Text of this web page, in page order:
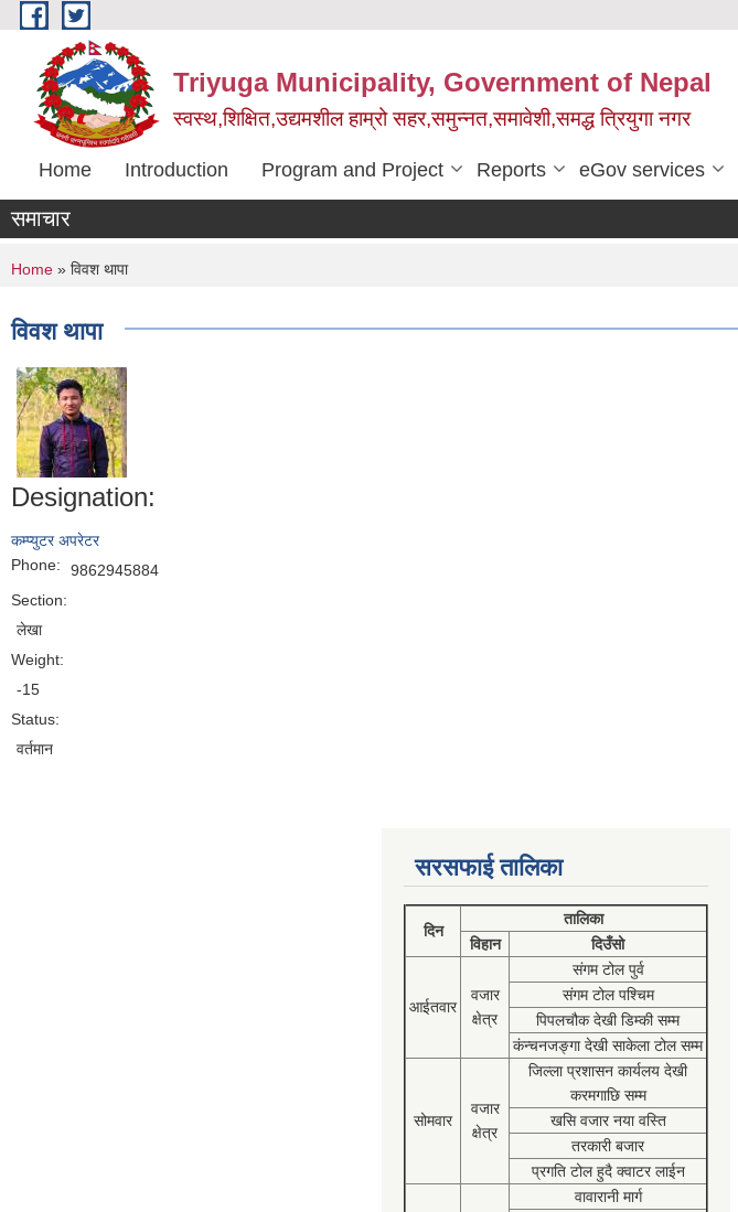
Skip to main content
Triyuga Municipality, Government of Nepal
स्वस्थ,शिक्षित,उद्यमशील हाम्रो सहर,समुन्नत,समावेशी,समद्ध त्रियुगा नगर
Home Introduction Program and Project Reports eGov services
समाचार
You are here
Home » विवश थापा
विवश थापा
Designation:
कम्प्युटर अपरेटर
Phone:
9862945884
Section:
लेखा
Weight:
-15
Status:
वर्तमान
सरसफाई तालिका
दिन
तालिका
विहान
दिउँसो
आईतवार
वजार
क्षेत्र
संगम टोल पुर्व
संगम टोल पश्चिम
पिपलचौक देखी डिम्की सम्म
कंन्चनजङ्गा देखी साकेला टोल सम्म
सोमवार
वजार
क्षेत्र
जिल्ला प्रशासन कार्यलय देखी
करमगाछि सम्म
खसि वजार नया वस्ति
तरकारी बजार
प्रगति टोल हुदै क्वाटर लाईन
वावारानी मार्ग